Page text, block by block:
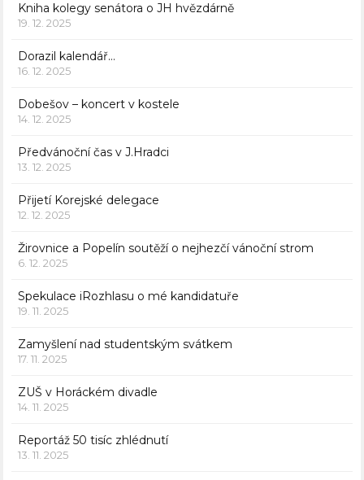
Kniha kolegy senátora o JH hvězdárně
19. 12. 2025
Dorazil kalendář…
16. 12. 2025
Dobešov – koncert v kostele
14. 12. 2025
Předvánoční čas v J.Hradci
13. 12. 2025
Přijetí Korejské delegace
12. 12. 2025
Žirovnice a Popelín soutěží o nejhezčí vánoční strom
6. 12. 2025
Spekulace iRozhlasu o mé kandidatuře
19. 11. 2025
Zamyšlení nad studentským svátkem
17. 11. 2025
ZUŠ v Horáckém divadle
14. 11. 2025
Reportáž 50 tisíc zhlédnutí
13. 11. 2025